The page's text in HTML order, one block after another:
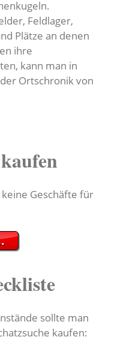
Feldlager,
Plätze an denen
ihre
kann man in
Ortschronik von
Geschäfte für
sollte man
kaufen: